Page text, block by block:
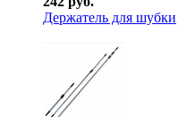
Держатель для шубки